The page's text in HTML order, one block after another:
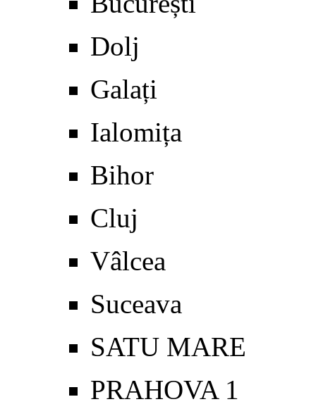
Dolj
Galați
Ialomița
Bihor
Cluj
Vâlcea
Suceava
SATU MARE
PRAHOVA 1